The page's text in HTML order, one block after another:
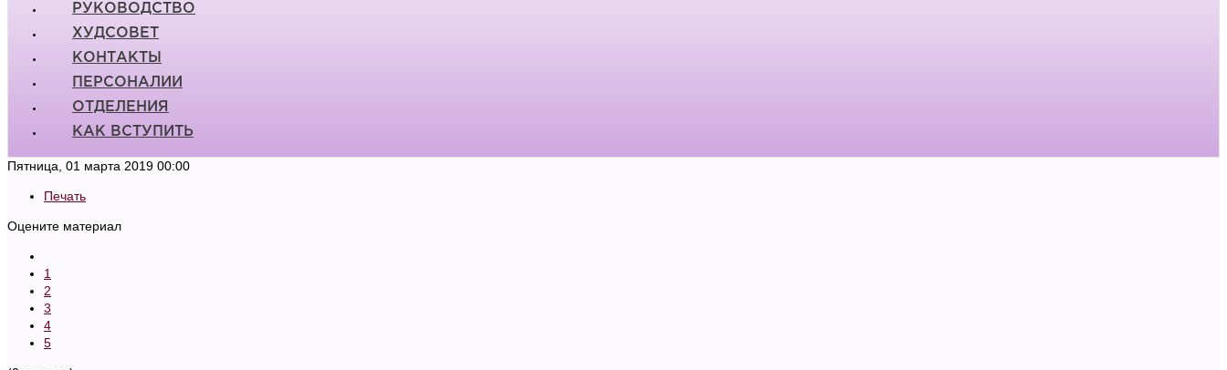
РУКОВОДСТВО
ХУДСОВЕТ
КОНТАКТЫ
ПЕРСОНАЛИИ
ОТДЕЛЕНИЯ
КАК ВСТУПИТЬ
Пятница, 01 марта 2019 00:00
Печать
Оцените материал
1
2
3
4
5